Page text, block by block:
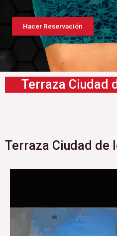
Hacer Reservación
Terraza Ciudad
Terraza Ciudad de